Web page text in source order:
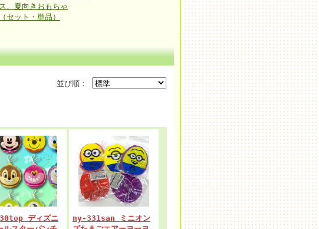
、夏向きおもちゃ
セット・単品）
並び順：
ディズニ
ny-331san ミニオン